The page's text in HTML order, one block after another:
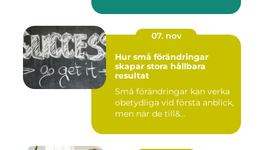
07. nov
Hur små förändringar
skapar stora hållbara
resultat
Små förändringar kan verka
obetydliga vid första anblick,
men när de till&...